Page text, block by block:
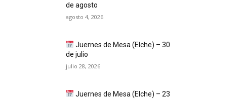
de agosto
agosto 4, 2026
Juernes de Mesa (Elche) – 30
de julio
julio 28, 2026
Juernes de Mesa (Elche) – 23